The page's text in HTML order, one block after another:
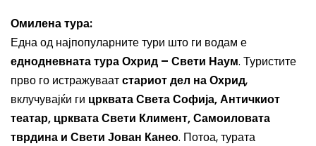
Омилена тура:
Една од најпопуларните тури што ги водам е
еднодневната тура Охрид – Свети Наум. Туристите
прво го истражуваатстариот дел на Охрид,
вклучувајќи ги црквата Света Софија, Античкиот
театар, црквата Свети Климент, Самоиловата
тврдина и Свети Јован Канео. Потоа, турата